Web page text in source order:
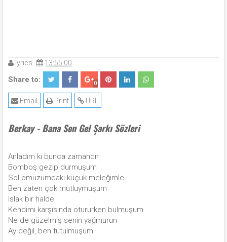
lyrics 13:55:00
Share to: 0
URL
Print
Email
Berkay - Bana Sen Gel Şarkı Sözleri
Anladım ki bunca zamandır
Bomboş gezip durmuşum
Sol omuzumdaki küçük meleğimle
Ben zaten çok mutluymuşum
Islak bir halde
Kendimi karşısında otururken bulmuşum
Ne de güzelmiş senin yağmurun
Ay değil, ben tutulmuşum